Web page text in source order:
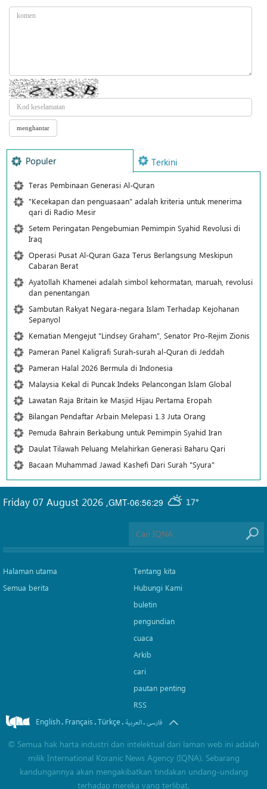
Populer Terkini
Teras Pembinaan Generasi Al-Quran
"Kecekapan dan penguasaan" adalah kriteria untuk menerima
qari di Radio Mesir
Setem Peringatan Pengebumian Pemimpin Syahid Revolusi di
Iraq
Operasi Pusat Al-Quran Gaza Terus Berlangsung Meskipun
Cabaran Berat
Ayatollah Khamenei adalah simbol kehormatan, maruah, revolusi
dan penentangan
Sambutan Rakyat Negara-negara Islam Terhadap Kejohanan
Sepanyol
Kematian Mengejut "Lindsey Graham", Senator Pro-Rejim Zionis
Pameran Panel Kaligrafi Surah-surah al-Quran di Jeddah
Pameran Halal 2026 Bermula di Indonesia
Malaysia Kekal di Puncak Indeks Pelancongan Islam Global
Lawatan Raja Britain ke Masjid Hijau Pertama Eropah
Bilangan Pendaftar Arbain Melepasi 1.3 Juta Orang
Pemuda Bahrain Berkabung untuk Pemimpin Syahid Iran
Daulat Tilawah Peluang Melahirkan Generasi Baharu Qari
Bacaan Muhammad Jawad Kashefi Dari Surah "Syura"
GMT-06:56:29 17°
Friday 07 August 2026 ,
Halaman utama
Semua berita
Tentang kita
Hubungi Kami
buletin
pengundian
cuaca
Arkib
cari
pautan penting
RSS
English. Français.Türkçe. العربیة.فارسی
© Semua hak harta industri dan intelektual dari laman web ini adalah
milik International Koranic News Agency (IQNA). Sebarang
kandungannya akan mengakibatkan tindakan undang-undang
terhadap mereka yang terlibat.